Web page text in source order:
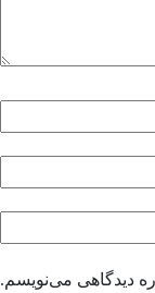
دیدگاهی می‌نویسم.